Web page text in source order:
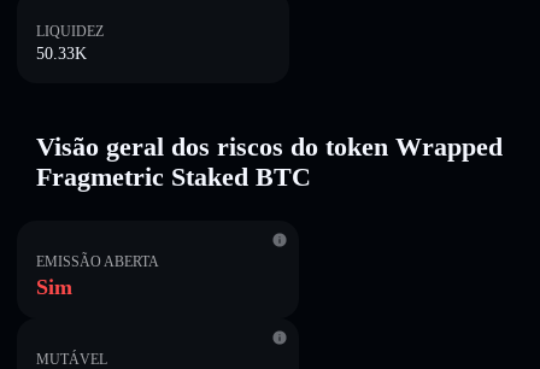
LIQUIDEZ
50.33K
Visão geral dos riscos do token Wrapped
Fragmetric Staked BTC
EMISSÃO ABERTA
Sim
MUTÁVEL